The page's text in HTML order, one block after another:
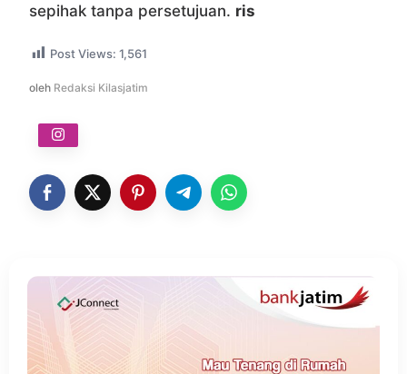
sepihak tanpa persetujuan. ris
Post Views: 1,561
oleh Redaksi Kilasjatim